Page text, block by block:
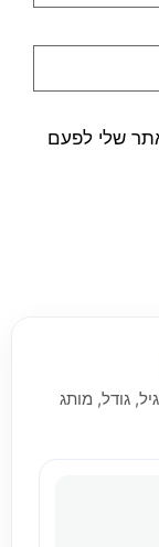
שלי לפעם
גודל, מותג